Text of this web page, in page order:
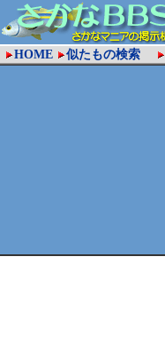
HOME 似たもの検索